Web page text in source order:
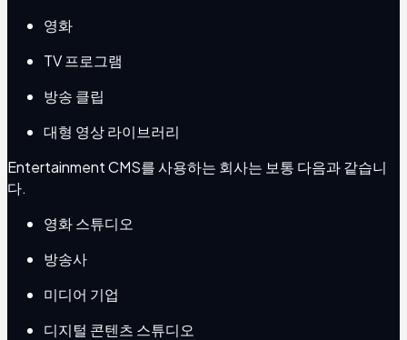
영화
TV 프로그램
방송 클립
대형 영상 라이브러리
Entertainment CMS를 사용하는 회사는 보통 다음과 같습니
다.
영화 스튜디오
방송사
미디어 기업
디지털 콘텐츠 스튜디오